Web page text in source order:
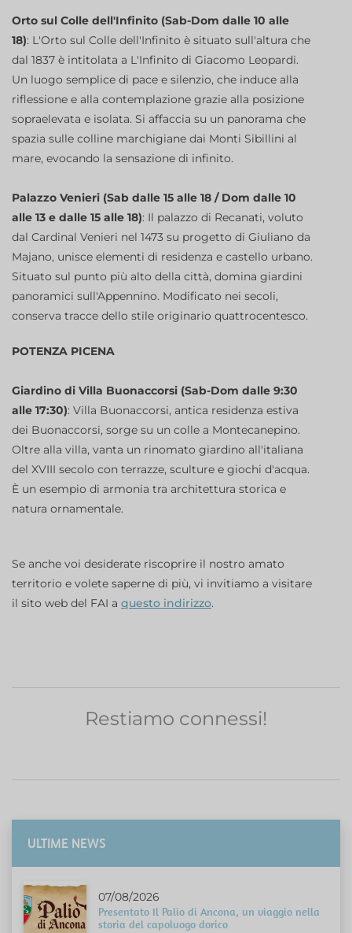
Orto sul Colle dell'Infinito (Sab-Dom dalle 10 alle
18): L'Orto sul Colle dell'Infinito è situato sull'altura che
dal 1837 è intitolata a L'Infinito di Giacomo Leopardi.
Un luogo semplice di pace e silenzio, che induce alla
riflessione e alla contemplazione grazie alla posizione
sopraelevata e isolata. Si affaccia su un panorama che
spazia sulle colline marchigiane dai Monti Sibillini al
mare, evocando la sensazione di infinito.
Palazzo Venieri (Sab dalle 15 alle 18 / Dom dalle 10
alle 13 e dalle 15 alle 18): Il palazzo di Recanati, voluto
dal Cardinal Venieri nel 1473 su progetto di Giuliano da
Majano, unisce elementi di residenza e castello urbano.
Situato sul punto più alto della città, domina giardini
panoramici sull'Appennino. Modificato nei secoli,
conserva tracce dello stile originario quattrocentesco.
POTENZA PICENA
Giardino di Villa Buonaccorsi (Sab-Dom dalle 9:30
alle 17:30): Villa Buonaccorsi, antica residenza estiva
dei Buonaccorsi, sorge su un colle a Montecanepino.
Oltre alla villa, vanta un rinomato giardino all'italiana
del XVIII secolo con terrazze, sculture e giochi d'acqua.
È un esempio di armonia tra architettura storica e
natura ornamentale.
Se anche voi desiderate riscoprire il nostro amato
territorio e volete saperne di più, vi invitiamo a visitare
il sito web del FAI a questo indirizzo.
Restiamo connessi!
ULTIME NEWS
07/08/2026
Presentato Il Palio di Ancona, un viaggio nella
storia del capoluogo dorico